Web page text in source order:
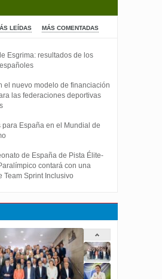
LEÍDAS MÁS COMENTADAS
Esgrima: resultados de los
el nuevo modelo de financiación
las federaciones deportivas
para España en el Mundial de
de España de Pista Élite-
contará con una
Team Sprint Inclusivo